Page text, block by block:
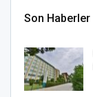
Son Haberler